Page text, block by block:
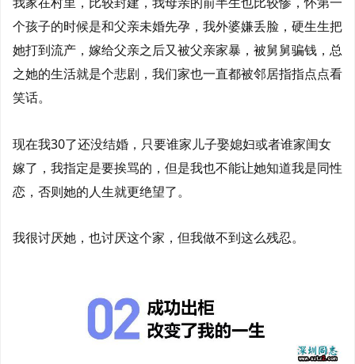
个孩子的时候是和父亲未婚先孕，我外婆嫌丢脸，硬生生把
她打到流产，嫁给父亲之后又被父亲家暴，被舅舅骗钱，总
之她的生活就是个悲剧，我们家也一直都被邻居指指点点看
笑话。
现在我30了还没结婚，只要谁家儿子娶媳妇或者谁家闺女
嫁了，我指定是要挨骂的，但是我也不能让她知道我是同性
恋，否则她的人生就更绝望了。
我很讨厌她，也讨厌这个家，但我做不到这么残忍。